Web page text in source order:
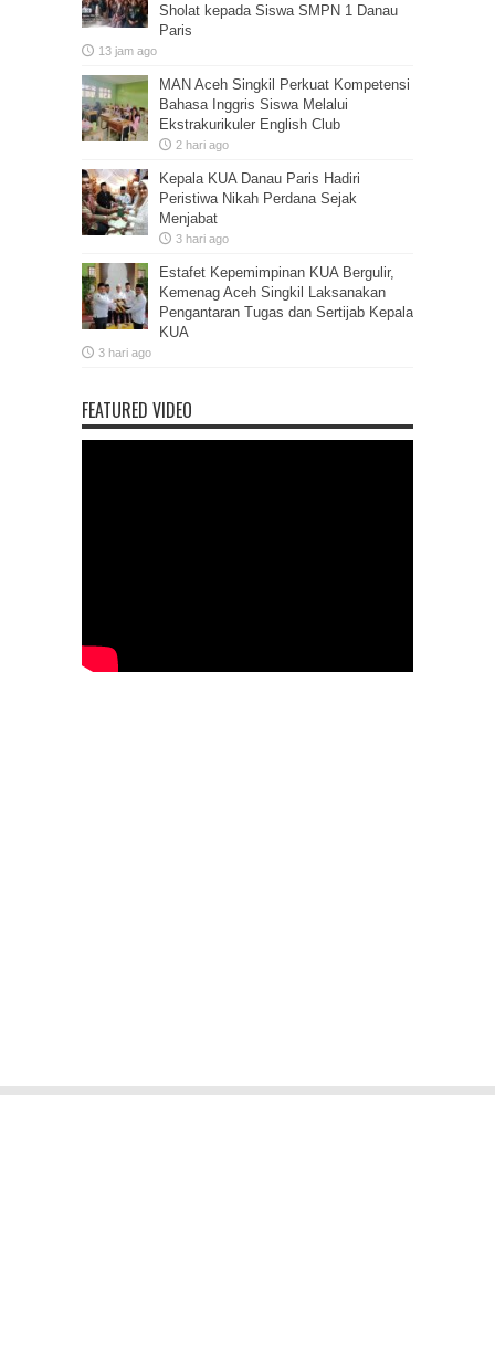
Sholat kepada Siswa SMPN 1 Danau
Paris
13 jam ago
MAN Aceh Singkil Perkuat Kompetensi
Bahasa Inggris Siswa Melalui
Ekstrakurikuler English Club
2 hari ago
Kepala KUA Danau Paris Hadiri
Peristiwa Nikah Perdana Sejak
Menjabat
3 hari ago
Estafet Kepemimpinan KUA Bergulir,
Kemenag Aceh Singkil Laksanakan
Pengantaran Tugas dan Sertijab Kepala
KUA
3 hari ago
FEATURED VIDEO